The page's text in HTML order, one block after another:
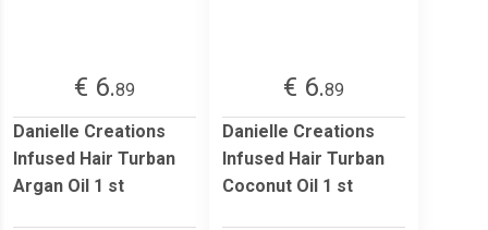
€ 6.89
Danielle Creations
Infused Hair Turban
Argan Oil 1 st
€ 6.89
Danielle Creations
Infused Hair Turban
Coconut Oil 1 st